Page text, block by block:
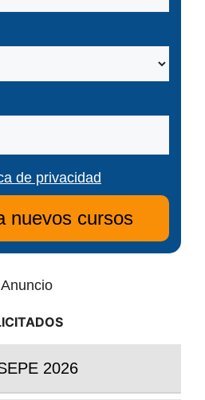
de privacidad
Anuncio
2026